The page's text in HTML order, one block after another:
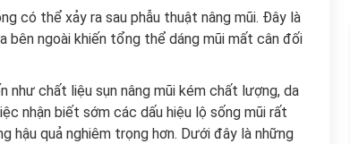
có thể xảy ra sau phẫu thuật nâng mũi. Đây là
bên ngoài khiến tổng thể dáng mũi mất cân đối
như chất liệu sụn nâng mũi kém chất lượng, da
nhận biết sớm các dấu hiệu lộ sống mũi rất
hậu quả nghiêm trọng hơn. Dưới đây là những